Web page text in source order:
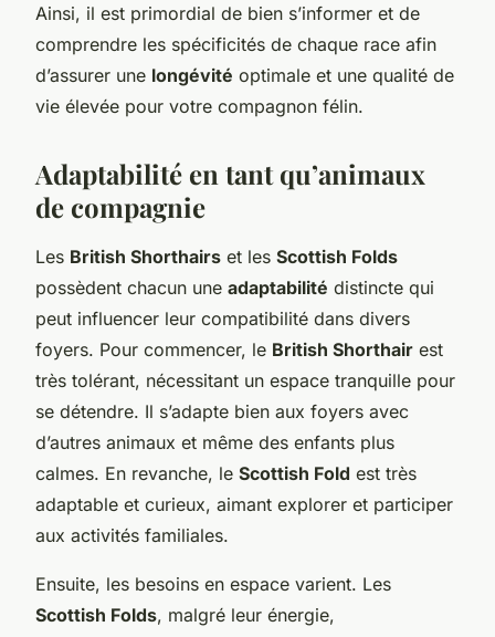
Ainsi, il est primordial de bien s’informer et de
comprendre les spécificités de chaque race afin
d’assurer une longévité optimale et une qualité de
vie élevée pour votre compagnon félin.
Adaptabilité en tant qu’animaux
de compagnie
Les British Shorthairs et les Scottish Folds
possèdent chacun une adaptabilité distincte qui
peut influencer leur compatibilité dans divers
foyers. Pour commencer, le British Shorthair est
très tolérant, nécessitant un espace tranquille pour
se détendre. Il s’adapte bien aux foyers avec
d’autres animaux et même des enfants plus
calmes. En revanche, le Scottish Fold est très
adaptable et curieux, aimant explorer et participer
aux activités familiales.
Ensuite, les besoins en espace varient. Les
Scottish Folds, malgré leur énergie,